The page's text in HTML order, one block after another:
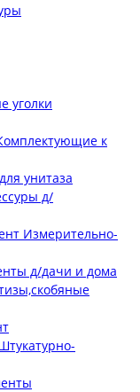
уголки
к
унитаза
д/
Измерительно-
д/дачи и дома